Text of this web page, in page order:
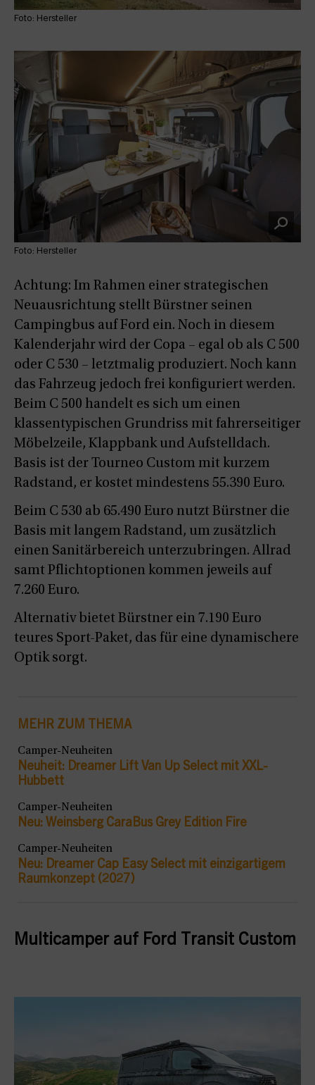
Foto: Hersteller
Achtung: Im Rahmen einer strategischen
Neuausrichtung stellt Bürstner seinen
Campingbus auf Ford ein. Noch in diesem
Kalenderjahr wird der Copa – egal ob als C 500
oder C 530 – letztmalig produziert. Noch kann
das Fahrzeug jedoch frei konfiguriert werden.
Beim C 500 handelt es sich um einen
klassentypischen Grundriss mit fahrerseitiger
Möbelzeile, Klappbank und Aufstelldach.
Basis ist der Tourneo Custom mit kurzem
Radstand, er kostet mindestens 55.390 Euro.
Beim C 530 ab 65.490 Euro nutzt Bürstner die
Basis mit langem Radstand, um zusätzlich
einen Sanitärbereich unterzubringen. Allrad
samt Pflichtoptionen kommen jeweils auf
7.260 Euro.
Alternativ bietet Bürstner ein 7.190 Euro
teures Sport-Paket, das für eine dynamischere
Optik sorgt.
Foto: Hersteller
MEHR ZUM THEMA
Camper-Neuheiten
Neuheit: Dreamer Lift Van Up Select mit XXL-
Hubbett
Camper-Neuheiten
Neu: Weinsberg CaraBus Grey Edition Fire
Camper-Neuheiten
Neu: Dreamer Cap Easy Select mit einzigartigem
Raumkonzept (2027)
Multicamper auf Ford Transit Custom